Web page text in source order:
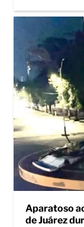
Aparatoso
de Juárez